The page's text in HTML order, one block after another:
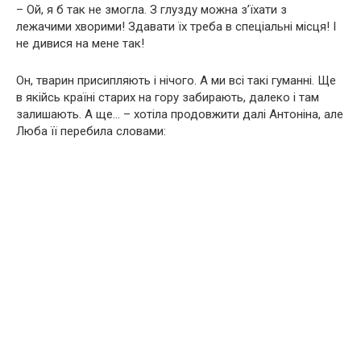
– Ой, я б так не змогла. З глузду можна з’їхати з
лежачими хворими! Здавати їх треба в спеціальні місця! І
не дивися на мене так!
Он, тварин присипляють і нічого. А ми всі такі гуманні. Ще
в якійсь країні старих на гору забирають, далеко і там
залишають. А ще… – хотіла продовжити далі Антоніна, але
Люба її перебила словами: